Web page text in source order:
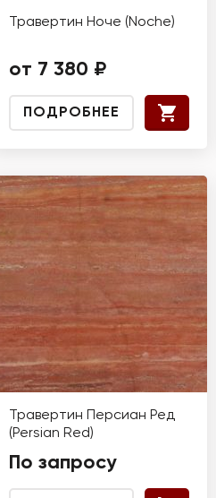
Травертин Ноче (Noche)
от 7 380 ₽
ПОДРОБНЕЕ
Травертин Персиан Ред
(Persian Red)
По запросу